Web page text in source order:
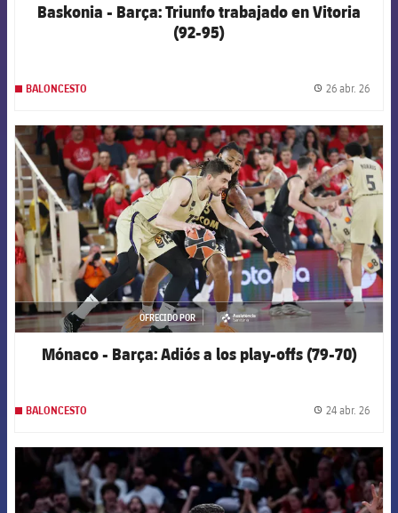
Baskonia - Barça: Triunfo trabajado en Vitoria
(92-95)
BALONCESTO 26 abr. 26
FCB Barcelona badge
OFRECIDO POR
asistencia
Mónaco - Barça: Adiós a los play-offs (79-70)
BALONCESTO 24 abr. 26
FCB Barcelona badge